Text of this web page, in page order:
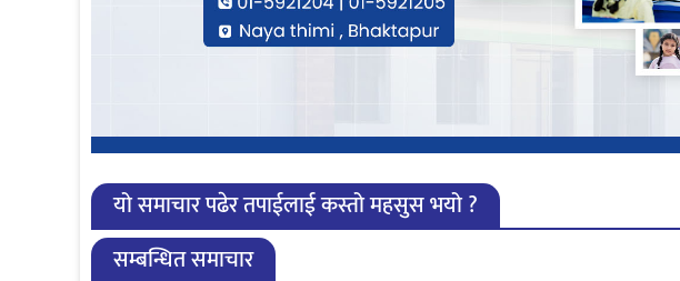
यो समाचार पढेर तपाईलाई कस्तो महसुस भयो ?
सम्बन्धित समाचार